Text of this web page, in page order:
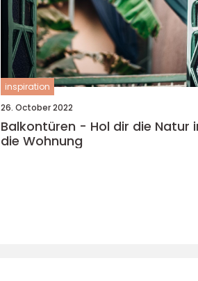
inspiration
26. October 2022
Balkontüren - Hol dir die Natur
die Wohnung